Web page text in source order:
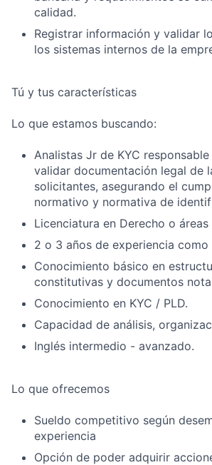
calidad.
Registrar información y validar
los sistemas internos de la
Tú y tus características
Lo que estamos buscando:
Analistas Jr de KYC
validar documentación legal de
solicitantes, asegurando el
normativo y normativa de
Licenciatura en Derecho o áreas
2 o 3 años de experiencia como
Conocimiento básico en
constitutivas y documentos
Conocimiento en KYC / PLD.
Capacidad de análisis,
Inglés intermedio - avanzado.
Lo que ofrecemos
Sueldo competitivo según
experiencia
Opción de poder adquirir